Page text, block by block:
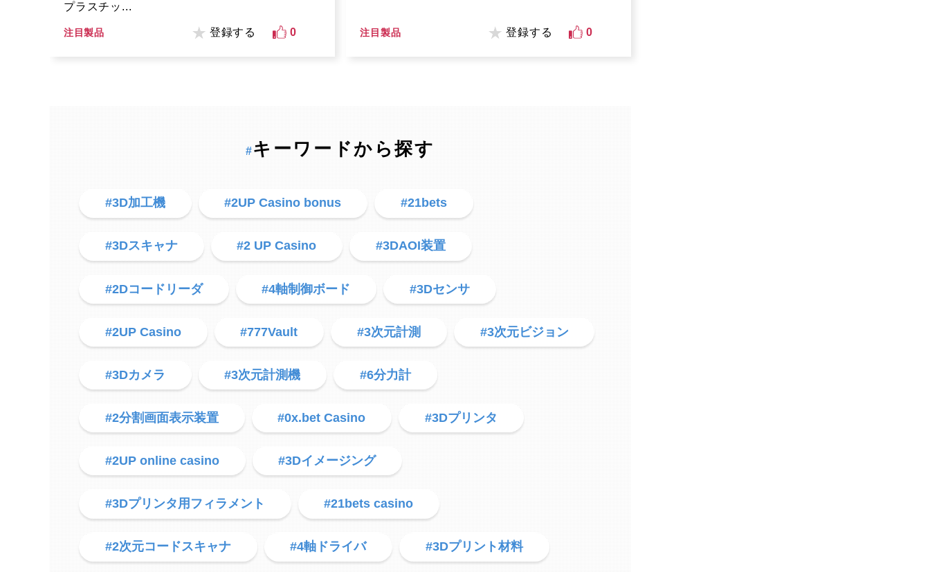
プラスチッ...
注目製品 登録する 0 注目製品 登録する 0
#キーワードから探す
#3D加工機 #2UP Casino bonus #21bets
#3Dスキャナ #2 UP Casino #3DAOI装置
#2Dコードリーダ #4軸制御ボード #3Dセンサ
#2UP Casino #777Vault #3次元計測 #3次元ビジョン
#3Dカメラ #3次元計測機 #6分力計
#2分割画面表示装置 #0x.bet Casino #3Dプリンタ
#2UP online casino #3Dイメージング
#3Dプリンタ用フィラメント #21bets casino
#2次元コードスキャナ #4軸ドライバ #3Dプリント材料